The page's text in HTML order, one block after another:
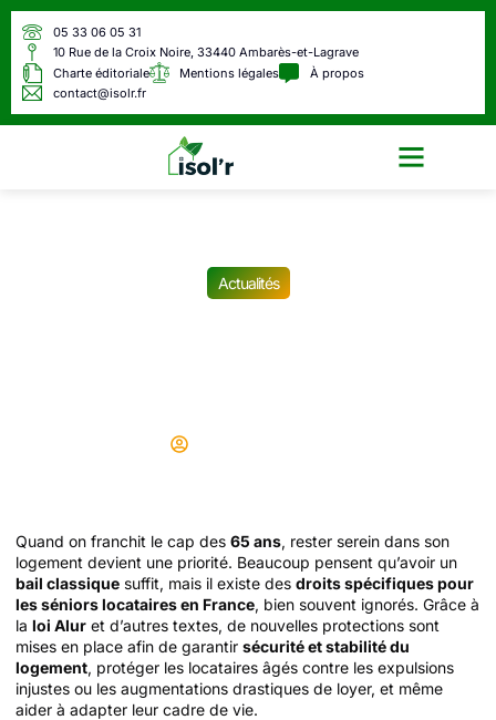
05 33 06 05 31
10 Rue de la Croix Noire, 33440 Ambarès-et-Lagrave
Charte éditoriale
Mentions légales
À propos
contact@isolr.fr
Actualités
Quand on franchit le cap des 65 ans, rester serein dans son
logement devient une priorité. Beaucoup pensent qu’avoir un
bail classique suffit, mais il existe des droits spécifiques pour
les séniors locataires en France, bien souvent ignorés. Grâce à
la loi Alur et d’autres textes, de nouvelles protections sont
mises en place afin de garantir sécurité et stabilité du
logement, protéger les locataires âgés contre les expulsions
injustes ou les augmentations drastiques de loyer, et même
aider à adapter leur cadre de vie.